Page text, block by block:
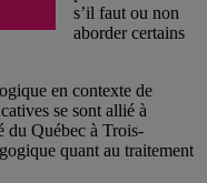
s’il faut ou non
aborder certains
en contexte de
se sont allié à
du Québec à Trois-
quant au traitement